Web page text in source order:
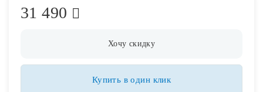
Предметы интерьера
31 490
Хочу скидку
Купить в один клик